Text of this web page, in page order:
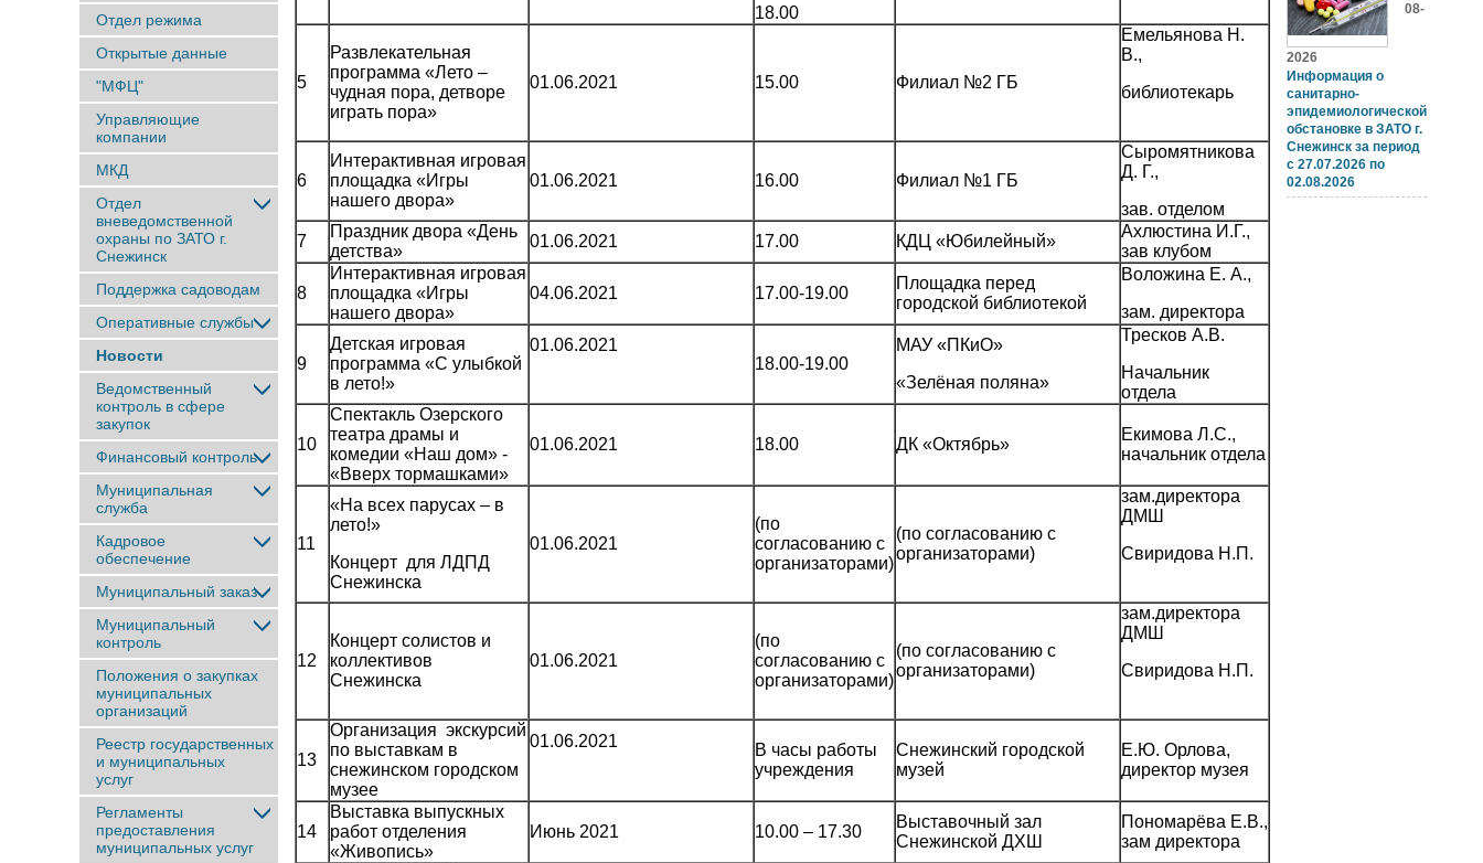
Отдел режима
Открытые данные
"МФЦ"
Управляющие
компании
МКД
Отдел
вневедомственной
охраны по ЗАТО г.
Снежинск
Поддержка садоводам
Оперативные службы
Новости
Ведомственный
контроль в сфере
закупок
Финансовый контроль
Муниципальная
служба
Кадровое
обеспечение
Муниципальный заказ
Муниципальный
контроль
Положения о закупках
муниципальных
организаций
Реестр государственных
и муниципальных
услуг
Регламенты
предоставления
муниципальных услуг
18.00
5
Развлекательная
программа «Лето –
чудная пора, детворе
играть пора»
01.06.2021 15.00 Филиал №2 ГБ
Емельянова Н.
В.,
библиотекарь
6
Интерактивная игровая
площадка «Игры
нашего двора»
01.06.2021 16.00 Филиал №1 ГБ
Сыромятникова
Д. Г.,
зав. отделом
7
Праздник двора «День
детства»
01.06.2021 17.00 КДЦ «Юбилейный»
Ахлюстина И.Г.,
зав клубом
8
Интерактивная игровая
площадка «Игры
нашего двора»
04.06.2021 17.00-19.00
Площадка перед
городской библиотекой
Воложина Е. А.,
зам. директора
9
Детская игровая
программа «С улыбкой
в лето!»
01.06.2021
18.00-19.00
МАУ «ПКиО»
«Зелёная поляна»
Тресков А.В.
Начальник
отдела
10
Спектакль Озерского
театра драмы и
комедии «Наш дом» -
«Вверх тормашками»
01.06.2021 18.00 ДК «Октябрь»
Екимова Л.С.,
начальник отдела
11
«На всех парусах – в
лето!»
Концерт для ЛДПД
Снежинска
01.06.2021
(по
согласованию с
организаторами)
(по согласованию с
организаторами)
зам.директора
ДМШ
Свиридова Н.П.
12
Концерт солистов и
коллективов
Снежинска
01.06.2021
(по
согласованию с
организаторами)
(по согласованию с
организаторами)
зам.директора
ДМШ
Свиридова Н.П.
13
Организация экскурсий
по выставкам в
снежинском городском
музее
01.06.2021
В часы работы
учреждения
Снежинский городской
музей
Е.Ю. Орлова,
директор музея
14
Выставка выпускных
работ отделения
«Живопись»
Июнь 2021 10.00 – 17.30
Выставочный зал
Снежинской ДХШ
Пономарёва Е.В.,
зам директора
08-
2026
Информация о
санитарно-
эпидемиологической
обстановке в ЗАТО г.
Снежинск за период
с 27.07.2026 по
02.08.2026